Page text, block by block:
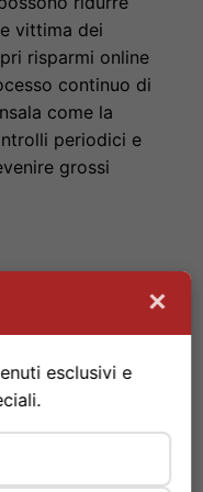
vittima dei
risparmi online
continuo di
come la
periodici e
grossi
×
esclusivi e